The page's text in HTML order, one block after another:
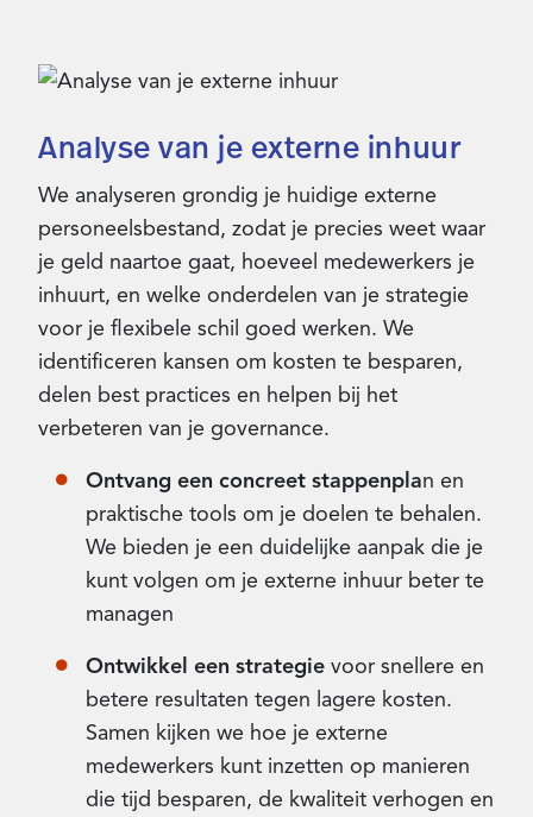
Analyse van je externe inhuur
We analyseren grondig je huidige externe
personeelsbestand, zodat je precies weet waar
je geld naartoe gaat, hoeveel medewerkers je
inhuurt, en welke onderdelen van je strategie
voor je flexibele schil goed werken. We
identificeren kansen om kosten te besparen,
delen best practices en helpen bij het
verbeteren van je governance.
Ontvang een concreet stappenplan en
praktische tools om je doelen te behalen.
We bieden je een duidelijke aanpak die je
kunt volgen om je externe inhuur beter te
managen
Ontwikkel een strategie voor snellere en
betere resultaten tegen lagere kosten.
Samen kijken we hoe je externe
medewerkers kunt inzetten op manieren
die tijd besparen, de kwaliteit verhogen en